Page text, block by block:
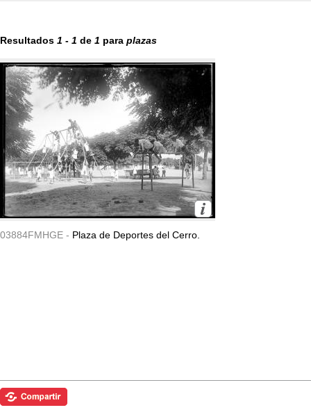
Resultados 1 - 1 de 1 para plazas
03884FMHGE - Plaza de Deportes del Cerro.